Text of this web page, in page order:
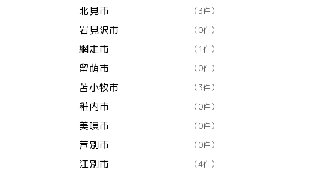
北見市 （3件）
岩見沢市 （0件）
網走市 （1件）
留萌市 （0件）
苫小牧市 （3件）
稚内市 （0件）
美唄市 （0件）
芦別市 （0件）
江別市 （4件）